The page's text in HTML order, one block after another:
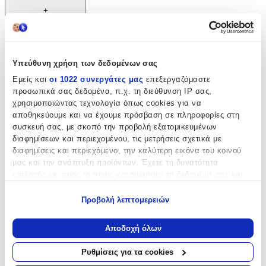
Υπεύθυνη χρήση των δεδομένων σας
Εμείς και οι 1022 συνεργάτες μας επεξεργαζόμαστε
προσωπικά σας δεδομένα, π.χ. τη διεύθυνση IP σας,
χρησιμοποιώντας τεχνολογία όπως cookies για να
αποθηκεύουμε και να έχουμε πρόσβαση σε πληροφορίες στη
συσκευή σας, με σκοπό την προβολή εξατομικευμένων
διαφημίσεων και περιεχομένου, τις μετρήσεις σχετικά με
διαφημίσεις και περιεχόμενο, την καλύτερη εικόνα του κοινού
μας και την ανάπτυξη προϊόντων. Έχετε τη δυνατότητα
Να συλλέξουμε πληροφορίες σχετικά με τη γεωγραφική
σας τοποθεσία, οι οποίες μπορεί να είναι ακριβείς σε
απόσταση μερικών μέτρων
Να αναγνωρίσουμε τη συσκευή σας σαρώνοντας ενεργά
Προβολή λεπτομερειών
Αποδοχή όλων
Ρυθμίσεις για τα cookies
+
Χαρακτηριστικά
Κατασκευαστής:
Billieblush
Βασικά Χαρακτηριστικά
Χρώμα:
Ασημί
Φύλο
Τάξη